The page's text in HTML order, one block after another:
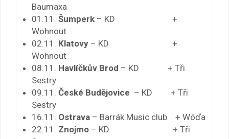
Baumaxa
01.11. Šumperk – KD +
Wohnout
02.11. Klatovy – KD +
Wohnout
08.11. Havlíčkův Brod – KD + Tři
Sestry
09.11. České Budějovice – KD + Tři
Sestry
16.11. Ostrava – Barrák Music club + Wóďa
22.11. Znojmo – KD + Tři